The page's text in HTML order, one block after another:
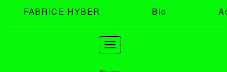
FABRICE HYBER Bio
Toggle
navigation